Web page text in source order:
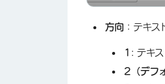
方向 ：テキ
1 : テキ
2（デフ